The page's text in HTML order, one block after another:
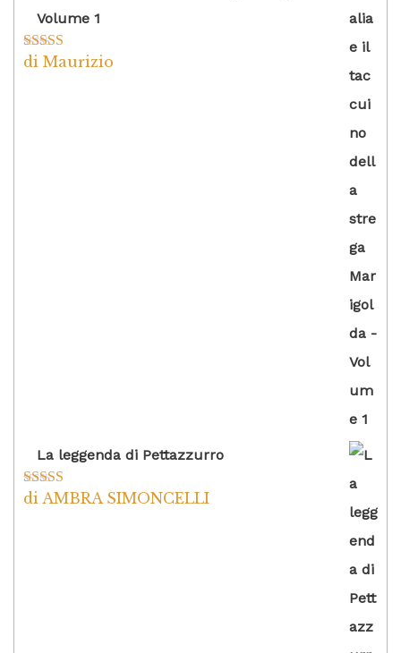
Volume 1
Valutato4
di Maurizio
La leggenda di Pettazzurro
Valutato5su
di AMBRA SIMONCELLI